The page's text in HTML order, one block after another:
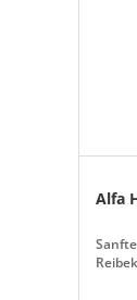
Alfa